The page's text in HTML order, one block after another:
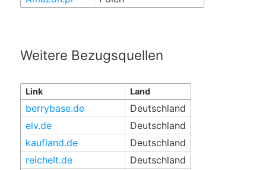
Weitere Bezugsquellen
Link Land
berrybase.de
Deutschland
elv.de
Deutschland
kaufland.de
Deutschland
reichelt.de
Deutschland